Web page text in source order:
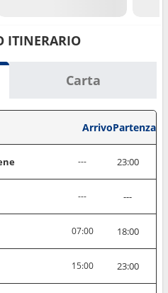
ITINERARIO
Carta
ArrivoPartenza
--- 23:00
--- ---
07:00 18:00
15:00 23:00